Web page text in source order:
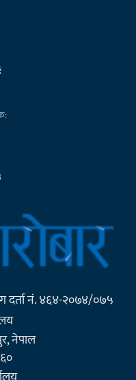
दर्ता नं. ४६४-२०७४/०७५
नेपाल